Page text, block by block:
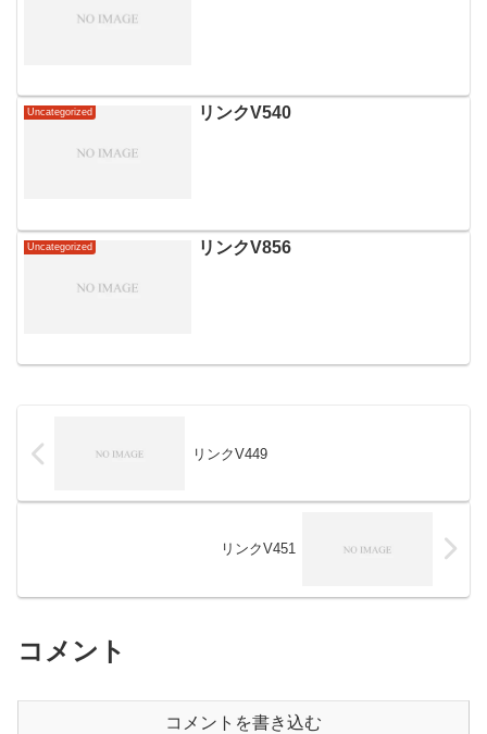
Uncategorized リンクV540
Uncategorized リンクV856
リンクV449
リンクV451
コメント
コメントを書き込む